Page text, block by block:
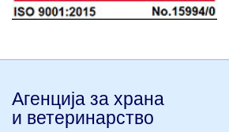
Агенција за храна
и ветеринарство